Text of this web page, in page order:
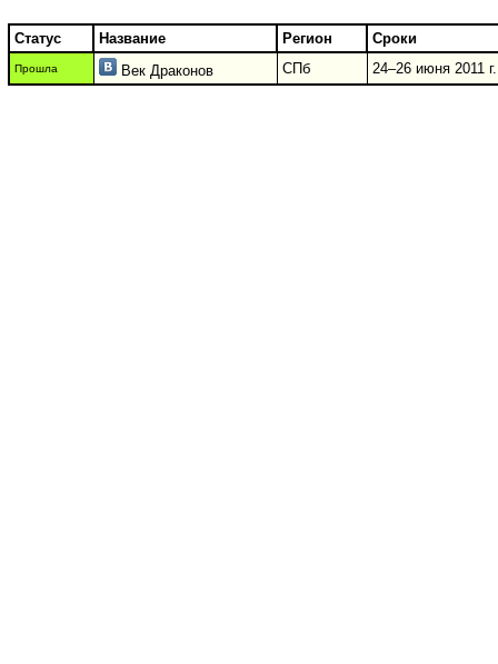
Статус Название Регион Сроки
Прошла Век Драконов СПб 24–26 июня 2011 г.